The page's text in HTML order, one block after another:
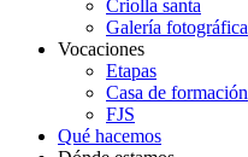
Criolla santa
Galería fotográfica
Vocaciones
Etapas
Casa de formación
FJS
Qué hacemos